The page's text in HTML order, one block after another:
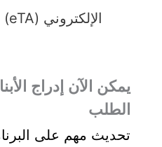
الإلكتروني (eTA) في كندا
يمكن الآن إدراج
الطلب
تحديث مهم على